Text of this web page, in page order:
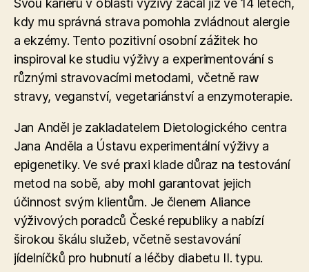
Svou kariéru v oblasti výživy začal již ve 14 letech,
kdy mu správná strava pomohla zvládnout alergie
a ekzémy. Tento pozitivní osobní zážitek ho
inspiroval ke studiu výživy a experimentování s
různými stravovacími metodami, včetně raw
stravy, veganství, vegetariánství a enzymoterapie​.
Jan Anděl je zakladatelem Dietologického centra
Jana Anděla a Ústavu experimentální výživy a
epigenetiky. Ve své praxi klade důraz na testování
metod na sobě, aby mohl garantovat jejich
účinnost svým klientům. Je členem Aliance
výživových poradců České republiky a nabízí
širokou škálu služeb, včetně sestavování
jídelníčků pro hubnutí a léčby diabetu II. typu.